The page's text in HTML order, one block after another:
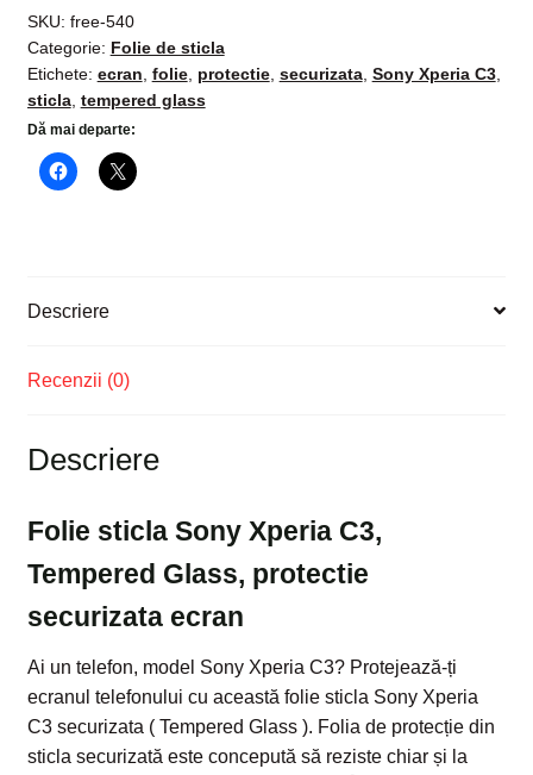
Xperia
C3,
Tempered
Glass,
protectie
securizata
SKU: free-540
Categorie: Folie de sticla
Etichete: ecran folie, protectie, securizata, Sony Xperia C3,
sticla, tempered glass
Dă mai departe:
Descriere
Recenzii (0)
Descriere
Folie sticla Sony Xperia C3,
Tempered Glass, protectie
securizata ecran
Ai un telefon, model Sony Xperia C3? Protejează-ți
ecranul telefonului cu această folie sticla Sony Xperia
C3 securizata ( Tempered Glass ). Folia de protecție din
sticla securizată este concepută să reziste chiar și la